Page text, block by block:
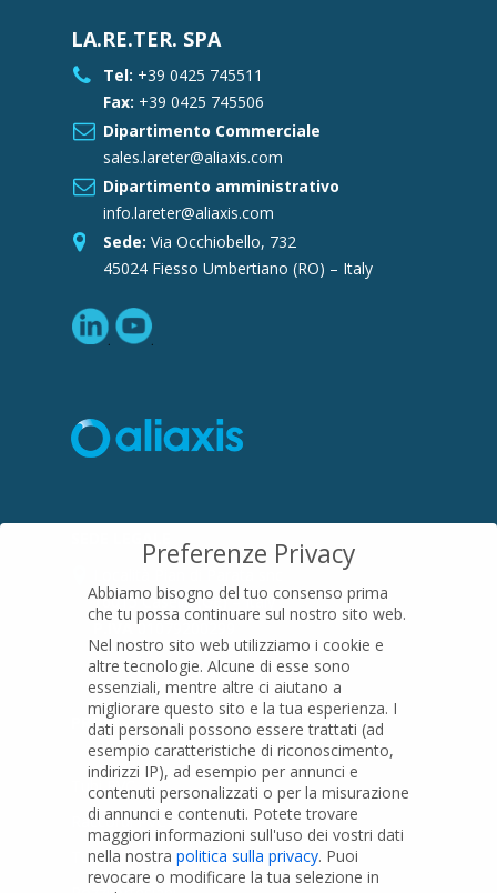
LA.RE.TER. SPA
Tel: +39 0425 745511
Fax: +39 0425 745506
Dipartimento Commerciale
sales.lareter@aliaxis.com
Dipartimento amministrativo
info.lareter@aliaxis.com
Sede: Via Occhiobello, 732
45024 Fiesso Umbertiano (RO) – Italy
16015 Casella (GE) – Italy
01079200299
PRODOTTI
Tubi PVC
Raccordi PVC
Tubi e Raccordi in PVC-A
Preferenze Privacy
Abbiamo bisogno del tuo consenso prima
che tu possa continuare sul nostro sito web.
Nel nostro sito web utilizziamo i cookie e
altre tecnologie. Alcune di esse sono
essenziali, mentre altre ci aiutano a
migliorare questo sito e la tua esperienza. I
dati personali possono essere trattati (ad
esempio caratteristiche di riconoscimento,
indirizzi IP), ad esempio per annunci e
contenuti personalizzati o per la misurazione
di annunci e contenuti. Potete trovare
maggiori informazioni sull'uso dei vostri dati
nella nostra politica sulla privacy. Puoi
revocare o modificare la tua selezione in